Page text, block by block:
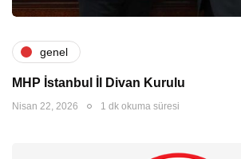
genel
MHP İstanbul İl Divan Kurulu
Nisan 22, 2026 1 dk okuma süresi